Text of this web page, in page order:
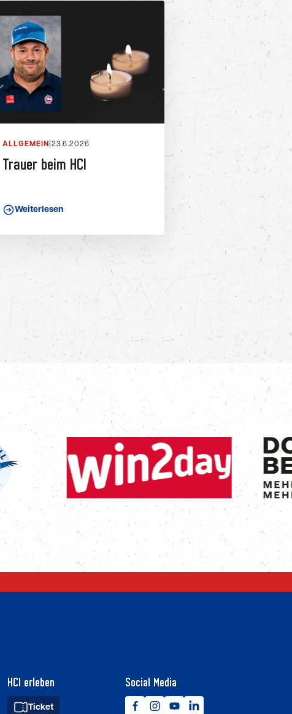
ALLGEMEIN 23.6.2026
Trauer beim HCI
Weiterlesen
HCI erleben
Ticket
Social Media